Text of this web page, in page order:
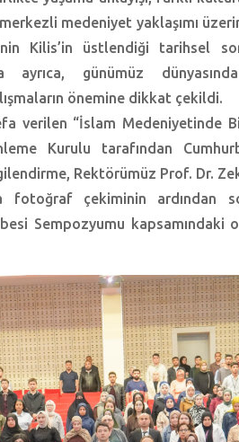
medeniyet yaklaşımı
Kilis’in üstlendiği tarihsel
ayrıca, günümüz
önemine dikkat çekildi.
verilen “İslam Medeniyetinde
Kurulu tarafından
Rektörümüz Prof. Dr.
fotoğraf çekiminin ardından
Sempozyumu